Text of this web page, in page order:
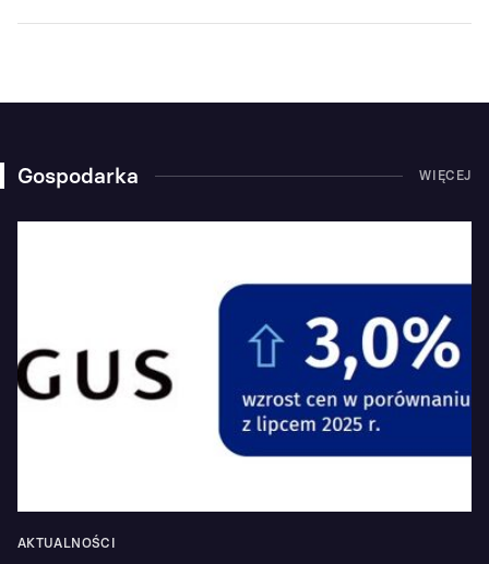
Gospodarka WIĘCEJ
AKTUALNOŚCI